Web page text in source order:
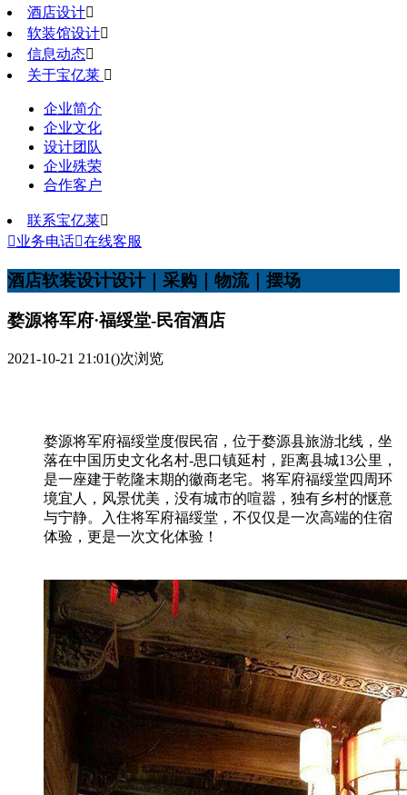
酒店设计
软装馆设计
信息动态
关于宝亿莱 
企业简介
企业文化
设计团队
企业殊荣
合作客户
联系宝亿莱
业务电话在线客服
酒店软装设计设计｜采购｜物流｜摆场
婺源将军府·福绥堂-民宿酒店
2021-10-21 21:01()次浏览
婺源将军府福绥堂度假民宿，位于婺源县旅游北线，坐
落在中国历史文化名村-思口镇延村，距离县城13公里，
是一座建于乾隆末期的徽商老宅。将军府福绥堂四周环
境宜人，风景优美，没有城市的喧嚣，独有乡村的惬意
与宁静。入住将军府福绥堂，不仅仅是一次高端的住宿
体验，更是一次文化体验！